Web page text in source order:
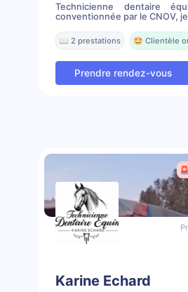
Technicienne dentaire
conventionnée par le CNOV,
📖 2 prestations 🤩 Clientèle
Prendre rendez-vous
Karine Echard